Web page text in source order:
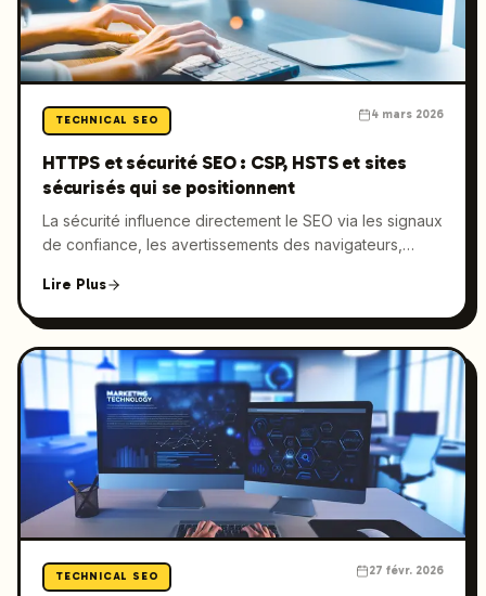
TECHNICAL SEO 4 mars 2026
HTTPS et sécurité SEO : CSP, HSTS et sites
sécurisés qui se positionnent
La sécurité influence directement le SEO via les signaux
de confiance, les avertissements des navigateurs,
Ce guide montre comment HTTPS, la CSP, le HSTS et
d’autres contrôles réduisent les risques tout en
conversions.
Lire Plus
TECHNICAL SEO 27 févr. 2026